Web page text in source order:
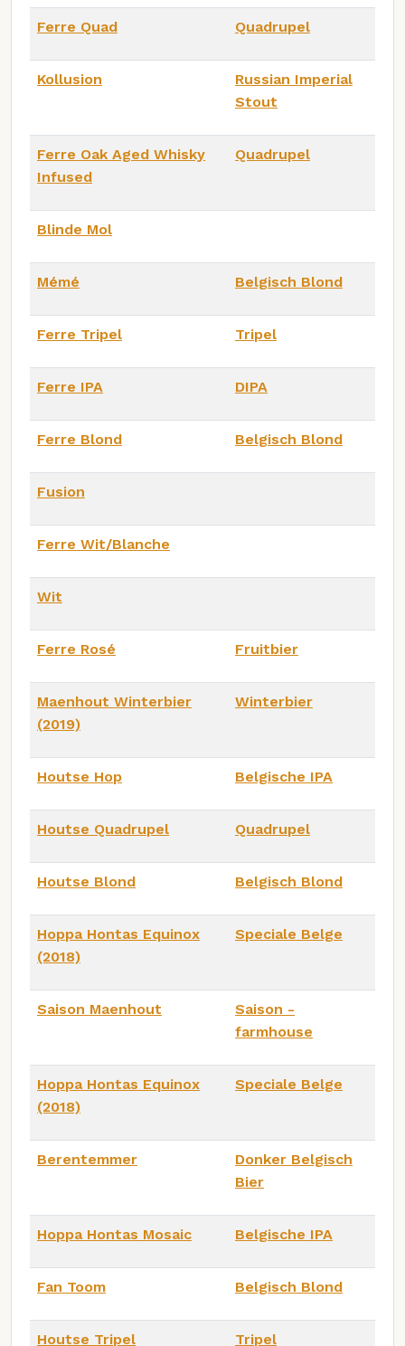
Ferre Quad Quadrupel
Kollusion
Russian Imperial
Stout
Ferre Oak Aged Whisky
Infused
Quadrupel
Blinde Mol
Mémé Belgisch Blond
Ferre Tripel Tripel
Ferre IPA DIPA
Ferre Blond Belgisch Blond
Fusion
Ferre Wit/Blanche
Wit
Ferre Rosé Fruitbier
Maenhout Winterbier
(2019)
Winterbier
Houtse Hop Belgische IPA
Houtse Quadrupel Quadrupel
Houtse Blond Belgisch Blond
Hoppa Hontas Equinox
(2018)
Speciale Belge
Saison Maenhout
Saison -
farmhouse
Hoppa Hontas Equinox
(2018)
Speciale Belge
Berentemmer
Donker Belgisch
Bier
Hoppa Hontas Mosaic Belgische IPA
Fan Toom Belgisch Blond
Houtse Tripel Tripel